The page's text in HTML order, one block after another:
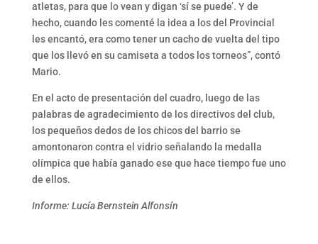
atletas, para que lo vean y digan ‘sí se puede’. Y de
hecho, cuando les comenté la idea a los del Provincial
les encantó, era como tener un cacho de vuelta del tipo
que los llevó en su camiseta a todos los torneos”, contó
Mario.
En el acto de presentación del cuadro, luego de las
palabras de agradecimiento de los directivos del club,
los pequeños dedos de los chicos del barrio se
amontonaron contra el vidrio señalando la medalla
olímpica que había ganado ese que hace tiempo fue uno
de ellos.
Informe: Lucía Bernstein Alfonsín